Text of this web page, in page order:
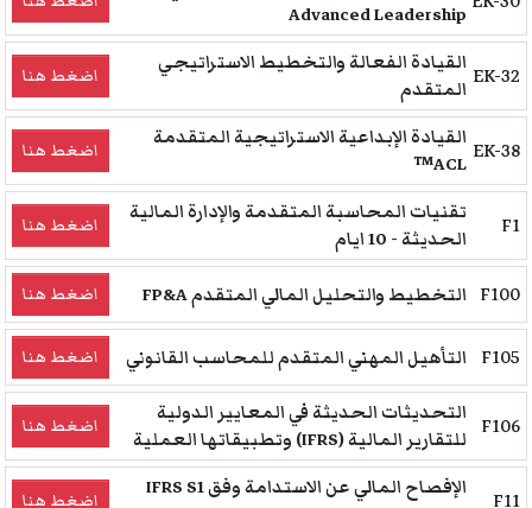
Advanced Leadership
EK-32 القيادة الفعالة والتخطيط الاستراتيجي
المتقدم
اضغط هنا
EK-38 القيادة الإبداعية الاستراتيجية المتقدمة
ACL™
اضغط هنا
F1
تقنيات المحاسبة المتقدمة والإدارة المالية
الحديثة - 10 ايام
اضغط هنا
F100 التخطيط والتحليل المالي المتقدم FP&A اضغط هنا
F105 التأهيل المهني المتقدم للمحاسب القانوني اضغط هنا
F106
التحديثات الحديثة في المعايير الدولية
للتقارير المالية (IFRS) وتطبيقاتها العملية
اضغط هنا
F11
الإفصاح المالي عن الاستدامة وفق IFRS S1
اضغط هنا